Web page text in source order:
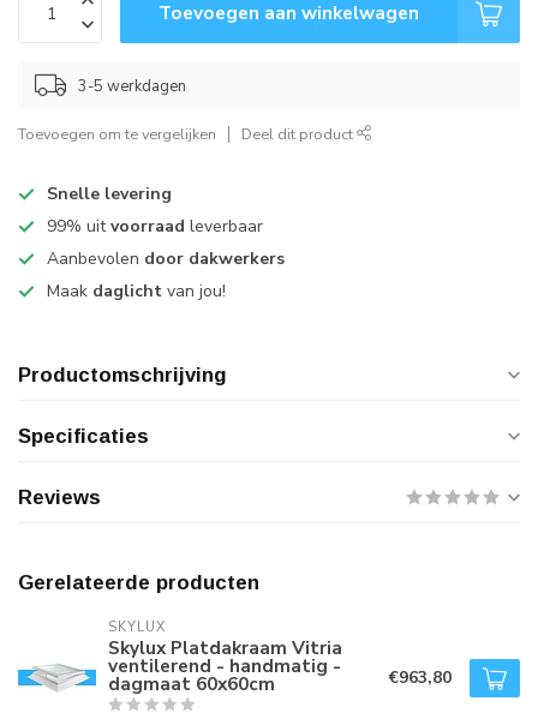
Toevoegen aan winkelwagen
3-5 werkdagen
Toevoegen om te vergelijken Deel dit product
Snelle levering
99% uitvoorraad leverbaar
Aanbevolen door dakwerkers
Maak daglicht van jou!
Productomschrijving
Specificaties
Reviews
Gerelateerde producten
SKYLUX
Skylux Platdakraam Vitria
ventilerend - handmatig -
dagmaat 60x60cm €963,80